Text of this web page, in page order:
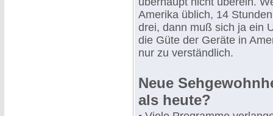
Amerika üblich, 14
drei, dann muß sich ja ein
die Güte der Geräte in
nur zu verständlich.
Neue
als heute?